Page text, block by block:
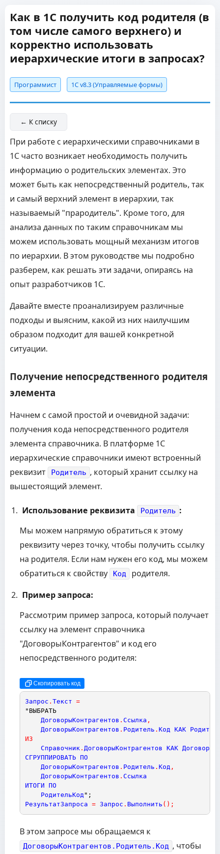
Как в 1С получить код родителя (в
том числе самого верхнего) и
корректно использовать
иерархические итоги в запросах?
Программист 1С v8.3 (Управляемые формы)
← К списку
При работе с иерархическими справочниками в
1С часто возникает необходимость получить
информацию о родительских элементах. Это
может быть как непосредственный родитель, так
и самый верхний элемент в иерархии, так
называемый "прародитель". Кроме того, для
анализа данных по таким справочникам мы
можем использовать мощный механизм итогов
по иерархии. В этом руководстве мы подробно
разберем, как решать эти задачи, опираясь на
опыт разработчиков 1С.
Давайте вместе проанализируем различные
подходы и выясним, какой из них наилучшим
образом подходит для вашей конкретной
ситуации.
Получение непосредственного родителя
элемента
Начнем с самой простой и очевидной задачи:
получения кода непосредственного родителя
элемента справочника. В платформе 1С
иерархические справочники имеют встроенный
реквизит
Родитель , который хранит ссылку на
вышестоящий элемент.
Использование реквизита Родитель :
Мы можем напрямую обратиться к этому
реквизиту через точку, чтобы получить ссылку
на родителя. Если нам нужен его код, мы можем
обратиться к свойству
Код
родителя.
Пример запроса:
Рассмотрим пример запроса, который получает
ссылку на элемент справочника
"ДоговорыКонтрагентов" и код его
непосредственного родителя:
Скопировать код
Запрос . Текст =
"ВЫБРАТЬ
ДоговорыКонтрагентов . Ссылка ,
ДоговорыКонтрагентов . Родитель . Код КАК
ИЗ
Справочник . ДоговорыКонтрагентов КАК
СГРУППИРОВАТЬ ПО
ДоговорыКонтрагентов . Родитель . Код ,
ДоговорыКонтрагентов . Ссылка
ИТОГИ ПО
РодительКод";
РезультатЗапроса = Запрос . Выполнить ( ) ;
В этом запросе мы обращаемся к
ДоговорыКонтрагентов.Родитель.Код , чтобы